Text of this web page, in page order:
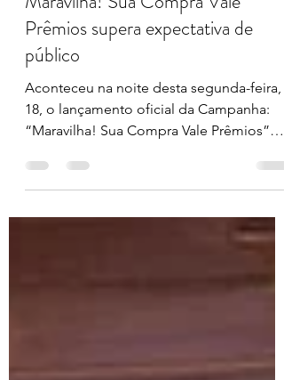
Lançamento da Campanha:
Maravilha! Sua Compra Vale
Prêmios supera expectativa de
público
Aconteceu na noite desta segunda-feira,
“Maravilha! Sua Compra Vale Prêmios”
realizada pela CDL e...